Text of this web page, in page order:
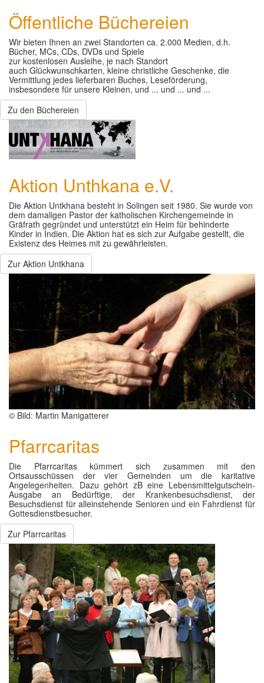
Öffentliche Büchereien
Wir bieten Ihnen an zwei Standorten ca. 2.000 Medien, d.h.
Bücher, MCs, CDs, DVDs und Spiele
zur kostenlosen Ausleihe, je nach Standort
auch Glückwunschkarten, kleine christliche Geschenke, die
Vermittlung jedes lieferbaren Buches, Leseförderung,
insbesondere für unsere Kleinen, und ... und ... und ...
Zu den Büchereien
Aktion Unthkana e.V.
Die Aktion Untkhana besteht in Solingen seit 1980. Sie wurde von
dem damaligen Pastor der katholischen Kirchengemeinde in
Gräfrath gegründet und unterstützt ein Heim für behinderte
Kinder in Indien. Die Aktion hat es sich zur Aufgabe gestellt, die
Existenz des Heimes mit zu gewährleisten.
Zur Aktion Untkhana
© Bild: Martin Manigatterer
Pfarrcaritas
Die Pfarrcaritas kümmert sich zusammen mit den
Ortsausschüssen der vier Gemeinden um die karitative
Angelegenheiten. Dazu gehört zB eine Lebensmittelgutschein-
Ausgabe an Bedürftige, der Krankenbesuchsdienst, der
Besuchsdienst für alleinstehende Senioren und ein Fahrdienst für
Gottesdienstbesucher.
Zur Pfarrcaritas